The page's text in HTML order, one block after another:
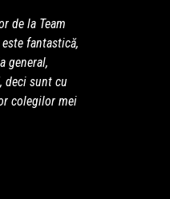
de la Team
fantastică,
general,
deci sunt cu
colegilor mei